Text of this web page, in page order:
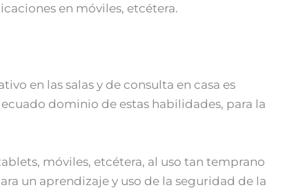
en móviles, etcétera.
en las salas y de consulta en casa es
dominio de estas habilidades, para la
móviles, etcétera, al uso tan temprano
un aprendizaje y uso de la seguridad de la